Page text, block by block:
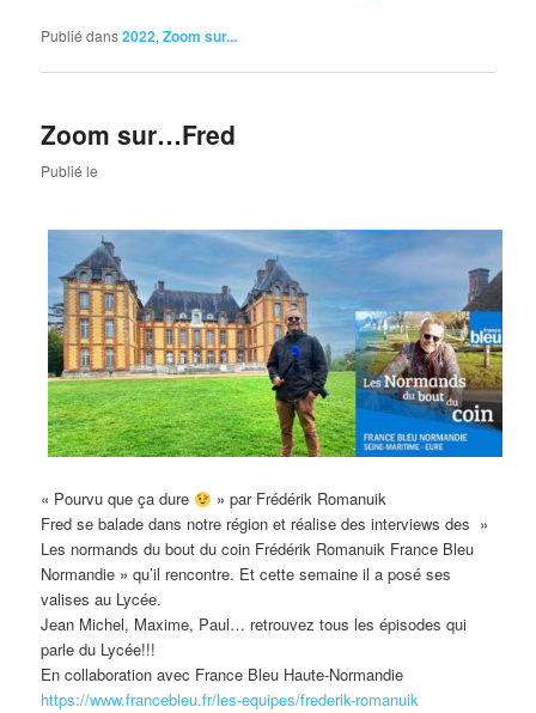
Publié dans2022,Zoom sur...
Zoom sur…Fred
Publié le
« Pourvu que ça dure
» par Frédérik Romanuik
Fred se balade dans notre région et réalise des interviews des »
Les normands du bout du coin Frédérik Romanuik France Bleu
Normandie » qu’il rencontre. Et cette semaine il a posé ses
valises au Lycée.
Jean Michel, Maxime, Paul… retrouvez tous les épisodes qui
parle du Lycée!!!
En collaboration avec France Bleu Haute-Normandie
https://www.francebleu.fr/les-equipes/frederik-romanuik